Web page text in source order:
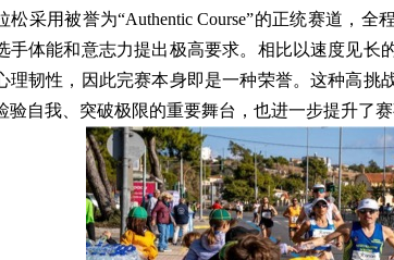
松采用被誉为“Authentic Course”的正统赛道，全
手体能和意志力提出极高要求。相比以速度见长
理韧性，因此完赛本身即是一种荣誉。这种高挑
验自我、突破极限的重要舞台，也进一步提升了赛